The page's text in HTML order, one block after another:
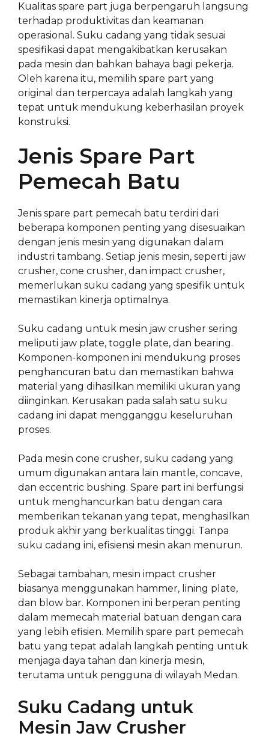
Kualitas spare part juga berpengaruh langsung
terhadap produktivitas dan keamanan
operasional. Suku cadang yang tidak sesuai
spesifikasi dapat mengakibatkan kerusakan
pada mesin dan bahkan bahaya bagi pekerja.
Oleh karena itu, memilih spare part yang
original dan terpercaya adalah langkah yang
tepat untuk mendukung keberhasilan proyek
konstruksi.
Jenis Spare Part
Pemecah Batu
Jenis spare part pemecah batu terdiri dari
beberapa komponen penting yang disesuaikan
dengan jenis mesin yang digunakan dalam
industri tambang. Setiap jenis mesin, seperti jaw
crusher, cone crusher, dan impact crusher,
memerlukan suku cadang yang spesifik untuk
memastikan kinerja optimalnya.
Suku cadang untuk mesin jaw crusher sering
meliputi jaw plate, toggle plate, dan bearing.
Komponen-komponen ini mendukung proses
penghancuran batu dan memastikan bahwa
material yang dihasilkan memiliki ukuran yang
diinginkan. Kerusakan pada salah satu suku
cadang ini dapat mengganggu keseluruhan
proses.
Pada mesin cone crusher, suku cadang yang
umum digunakan antara lain mantle, concave,
dan eccentric bushing. Spare part ini berfungsi
untuk menghancurkan batu dengan cara
memberikan tekanan yang tepat, menghasilkan
produk akhir yang berkualitas tinggi. Tanpa
suku cadang ini, efisiensi mesin akan menurun.
Sebagai tambahan, mesin impact crusher
biasanya menggunakan hammer, lining plate,
dan blow bar. Komponen ini berperan penting
dalam memecah material batuan dengan cara
yang lebih efisien. Memilih spare part pemecah
batu yang tepat adalah langkah penting untuk
menjaga daya tahan dan kinerja mesin,
terutama untuk pengguna di wilayah Medan.
Suku Cadang untuk
Mesin Jaw Crusher